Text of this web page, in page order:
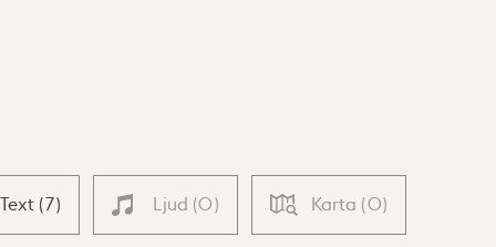
Text (7) Ljud (0) Karta (0)